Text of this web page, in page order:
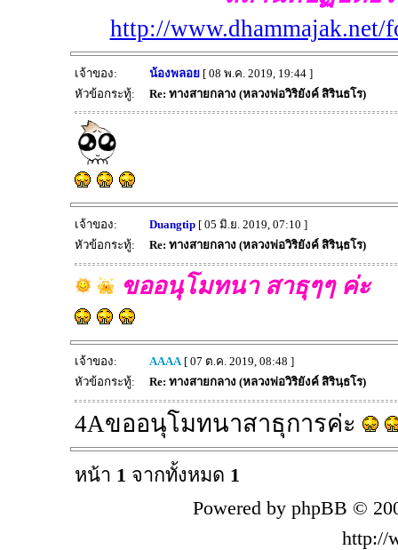
http://
เจ้าของ: น้องพลอย[ 08 พ.ค. 2019, 19:44 ]
หัวข้อกระทู้:
Re: ทางสายกลาง (หลวงพ่อวิริยังค์ สิรินธโร)
เจ้าของ: Duangtip[ 05 มิ.ย. 2019, 07:10 ]
หัวข้อกระทู้:
Re: ทางสายกลาง (หลวงพ่อวิริยังค์ สิรินฺธโร)
ขออนุโมทนา สาธุๆๆ ค่ะ
เจ้าของ: AAAA[ 07 ต.ค. 2019, 08:48 ]
หัวข้อกระทู้:
Re: ทางสายกลาง (หลวงพ่อวิริยังค์ สิรินฺธโร)
4Aขออนุโมทนาสาธุการค่ะ
หน้า 1 จากทั้งหมด 1
Powered by phpBB ©
http://